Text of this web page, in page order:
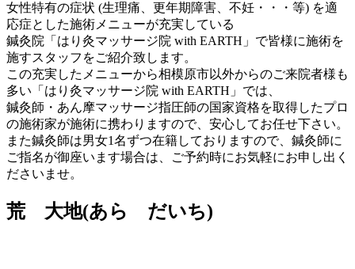
女性特有の症状 (生理痛、更年期障害、不妊・・・等) を適
応症とした施術メニューが充実している
鍼灸院「はり灸マッサージ院 with EARTH」で皆様に施術を
施すスタッフをご紹介致します。
この充実したメニューから相模原市以外からのご来院者様も
多い「はり灸マッサージ院 with EARTH」では、
鍼灸師・あん摩マッサージ指圧師の国家資格を取得したプロ
の施術家が施術に携わりますので、安心してお任せ下さい。
また鍼灸師は男女1名ずつ在籍しておりますので、鍼灸師に
ご指名が御座います場合は、ご予約時にお気軽にお申し出く
ださいませ。
荒 大地(あら だいち)